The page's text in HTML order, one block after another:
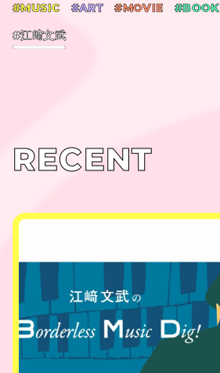
#MUSIC #ART #MOVIE #BOOK
#江﨑文武
RECENT